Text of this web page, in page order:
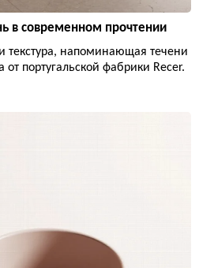
в современном прочтении
текстура, напоминающая течени
португальской фабрики Recer.